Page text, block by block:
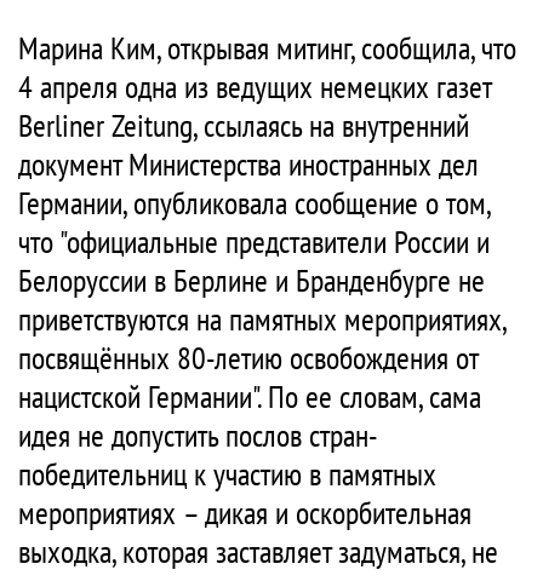
Марина Ким, открывая митинг, сообщила, что
4 апреля одна из ведущих немецких газет
Berliner Zeitung, ссылаясь на внутренний
документ Министерства иностранных дел
Германии, опубликовала сообщение о том,
что "официальные представители России и
Белоруссии в Берлине и Бранденбурге не
приветствуются на памятных мероприятиях,
посвящённых 80-летию освобождения от
нацистской Германии". По ее словам, сама
идея не допустить послов стран-
победительниц к участию в памятных
мероприятиях – дикая и оскорбительная
выходка, которая заставляет задуматься, не